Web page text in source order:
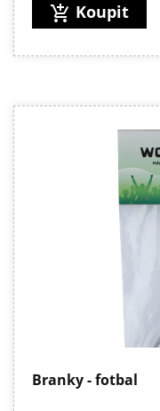
add_shopping_cart Koupit
Branky - fotbal